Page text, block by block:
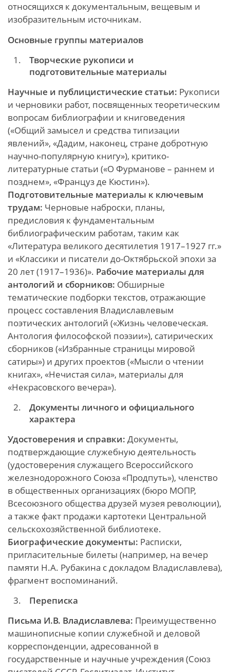
относящихся к документальным, вещевым и
изобразительным источникам.
Основные группы материалов
Творческие рукописи и
подготовительные материалы
Научные и публицистические статьи: Рукописи
и черновики работ, посвященных теоретическим
вопросам библиографии и книговедения
(«Общий замысел и средства типизации
явлений», «Дадим, наконец, стране добротную
научно-популярную книгу»), критико-
литературные статьи («О Фурманове – раннем и
позднем», «Француз де Кюстин»).
Подготовительные материалы к ключевым
трудам: Черновые наброски, планы,
предисловия к фундаментальным
библиографическим работам, таким как
«Литература великого десятилетия 1917–1927 гг.»
и «Классики и писатели до-Октябрьской эпохи за
20 лет (1917–1936)». Рабочие материалы для
антологий и сборников: Обширные
тематические подборки текстов, отражающие
процесс составления Владиславлевым
поэтических антологий («Жизнь человеческая.
Антология философской поэзии»), сатирических
сборников («Избранные страницы мировой
сатиры») и других проектов («Мысли о чтении
книгах», «Нечистая сила», материалы для
«Некрасовского вечера»).
Документы личного и официального
характера
Удостоверения и справки: Документы,
подтверждающие служебную деятельность
(удостоверения служащего Всероссийского
железнодорожного Союза «Продпуть»), членство
в общественных организациях (бюро МОПР,
Всесоюзного общества друзей музея революции),
а также факт продажи картотеки Центральной
сельскохозяйственной библиотеке.
Биографические документы: Расписки,
пригласительные билеты (например, на вечер
памяти Н.А. Рубакина с докладом Владиславлева),
фрагмент воспоминаний.
Переписка
Письма И.В. Владиславлева: Преимущественно
машинописные копии служебной и деловой
корреспонденции, адресованной в
государственные и научные учреждения (Союз